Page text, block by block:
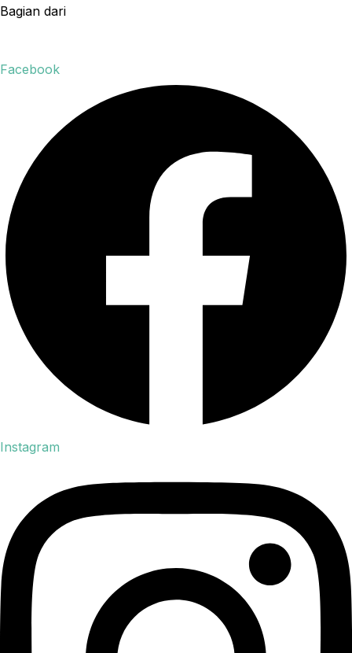
Bagian dari
Facebook
Instagram